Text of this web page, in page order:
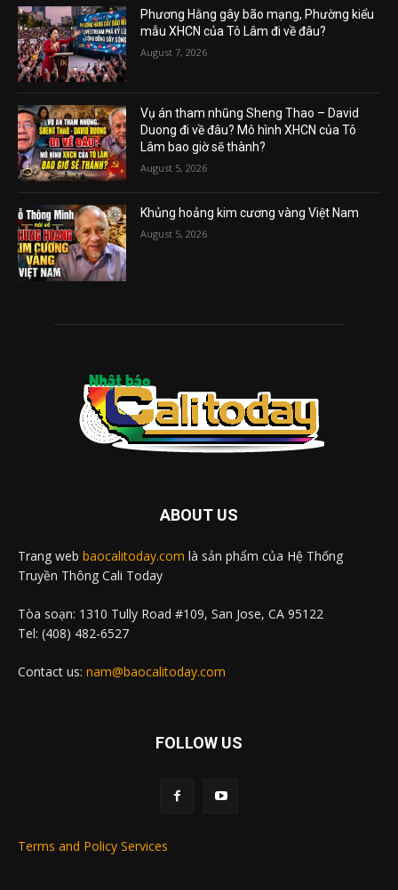
Phương Hằng gây bão mạng, Phường kiểu
mẫu XHCN của Tô Lâm đi về đâu?
August 7, 2026
Vụ án tham nhũng Sheng Thao – David
Duong đi về đâu? Mô hình XHCN của Tô
Lâm bao giờ sẽ thành?
August 5, 2026
Khủng hoảng kim cương vàng Việt Nam
August 5, 2026
ABOUT US
Trang web baocalitoday.com là sản phẩm của Hệ Thống
Truyền Thông Cali Today
Tòa soạn: 1310 Tully Road #109, San Jose, CA 95122
Tel: (408) 482-6527
Contact us: nam@baocalitoday.com
FOLLOW US
Terms and Policy Services